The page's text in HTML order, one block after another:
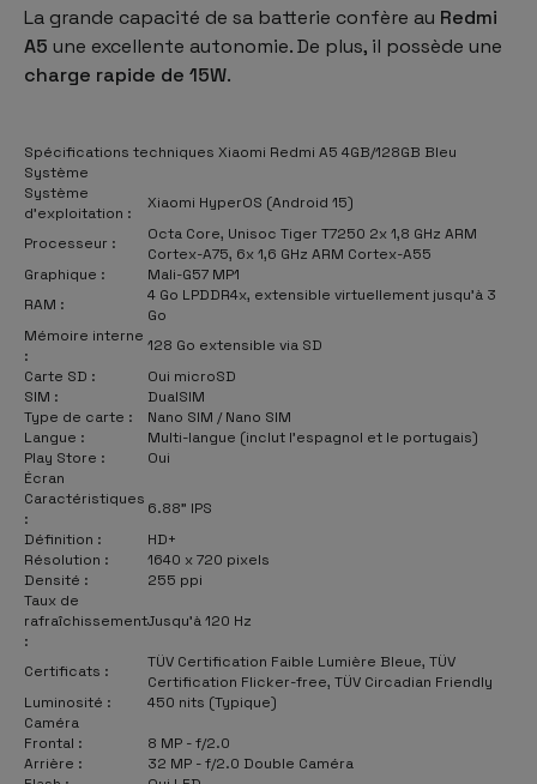
La grande capacité de sa batterie confère au Redmi
A5 une excellente autonomie. De plus, il possède une
charge rapide de 15W.
Spécifications techniques Xiaomi Redmi A5 4GB/128GB Bleu
Système
Système
d'exploitation :
Xiaomi HyperOS (Android 15)
Processeur :
Octa Core, Unisoc Tiger T7250 2x 1,8 GHz ARM
Cortex-A75, 6x 1,6 GHz ARM Cortex-A55
Graphique :
Mali-G57 MP1
RAM :
4 Go LPDDR4x, extensible virtuellement jusqu'à 3
Go
Mémoire interne
:
128 Go extensible via SD
Carte SD :
Oui microSD
SIM :
DualSIM
Type de carte :
Nano SIM / Nano SIM
Langue :
Multi-langue (inclut l'espagnol et le portugais)
Play Store :
Oui
Écran
Caractéristiques
:
6.88" IPS
Définition :
HD+
Résolution :
1640 x 720 pixels
Densité :
255 ppi
Taux de
rafraîchissement
:
Jusqu'à 120 Hz
Certificats :
TÜV Certification Faible Lumière Bleue, TÜV
Certification Flicker-free, TÜV Circadian Friendly
Luminosité :
450 nits (Typique)
Caméra
Frontal :
8 MP - f/2.0
Arrière :
32 MP - f/2.0 Double Caméra